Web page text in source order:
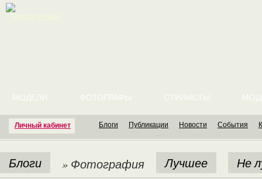
Личный кабинет
МОДЕЛИ ФОТОГРАФЫ СТИЛИСТЫ
Блоги Публикации Новости События
Блоги » Фотография Лучшее Не